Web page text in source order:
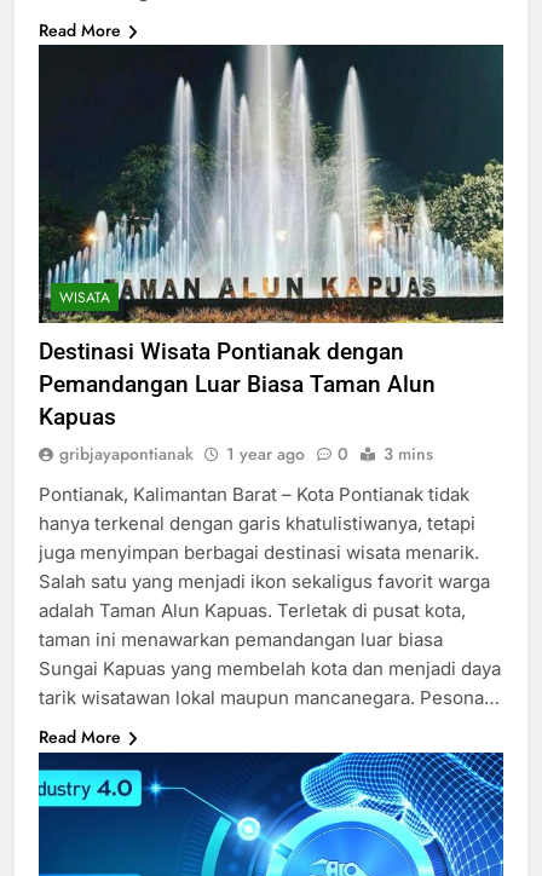
Read More
WISATA
Destinasi Wisata Pontianak dengan
Pemandangan Luar Biasa Taman Alun
Kapuas
gribjayapontianak 1 year ago 0 3 mins
Pontianak, Kalimantan Barat – Kota Pontianak tidak
hanya terkenal dengan garis khatulistiwanya, tetapi
juga menyimpan berbagai destinasi wisata menarik.
Salah satu yang menjadi ikon sekaligus favorit warga
adalah Taman Alun Kapuas. Terletak di pusat kota,
taman ini menawarkan pemandangan luar biasa
Sungai Kapuas yang membelah kota dan menjadi daya
tarik wisatawan lokal maupun mancanegara. Pesona…
Read More